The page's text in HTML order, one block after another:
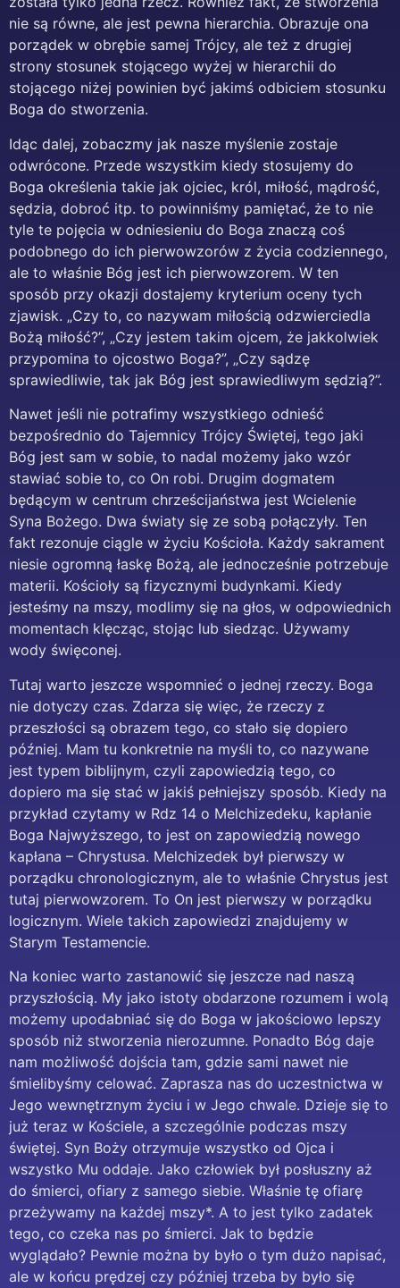
nie są równe, ale jest pewna hierarchia. Obrazuje ona
porządek w obrębie samej Trójcy, ale też z drugiej
strony stosunek stojącego wyżej w hierarchii do
stojącego niżej powinien być jakimś odbiciem stosunku
Boga do stworzenia.
Idąc dalej, zobaczmy jak nasze myślenie zostaje
odwrócone. Przede wszystkim kiedy stosujemy do
Boga określenia takie jak ojciec, król, miłość, mądrość,
sędzia, dobroć itp. to powinniśmy pamiętać, że to nie
tyle te pojęcia w odniesieniu do Boga znaczą coś
podobnego do ich pierwowzorów z życia codziennego,
ale to właśnie Bóg jest ich pierwowzorem. W ten
sposób przy okazji dostajemy kryterium oceny tych
zjawisk. „Czy to, co nazywam miłością odzwierciedla
Bożą miłość?”, „Czy jestem takim ojcem, że jakkolwiek
przypomina to ojcostwo Boga?”, „Czy sądzę
sprawiedliwie, tak jak Bóg jest sprawiedliwym sędzią?”.
Nawet jeśli nie potrafimy wszystkiego odnieść
bezpośrednio do Tajemnicy Trójcy Świętej, tego jaki
Bóg jest sam w sobie, to nadal możemy jako wzór
stawiać sobie to, co On robi. Drugim dogmatem
będącym w centrum chrześcijaństwa jest Wcielenie
Syna Bożego. Dwa światy się ze sobą połączyły. Ten
fakt rezonuje ciągle w życiu Kościoła. Każdy sakrament
niesie ogromną łaskę Bożą, ale jednocześnie potrzebuje
materii. Kościoły są fizycznymi budynkami. Kiedy
jesteśmy na mszy, modlimy się na głos, w odpowiednich
momentach klęcząc, stojąc lub siedząc. Używamy
wody święconej.
Tutaj warto jeszcze wspomnieć o jednej rzeczy. Boga
nie dotyczy czas. Zdarza się więc, że rzeczy z
przeszłości są obrazem tego, co stało się dopiero
później. Mam tu konkretnie na myśli to, co nazywane
jest typem biblijnym, czyli zapowiedzią tego, co
dopiero ma się stać w jakiś pełniejszy sposób. Kiedy na
przykład czytamy w Rdz 14 o Melchizedeku, kapłanie
Boga Najwyższego, to jest on zapowiedzią nowego
kapłana – Chrystusa. Melchizedek był pierwszy w
porządku chronologicznym, ale to właśnie Chrystus jest
tutaj pierwowzorem. To On jest pierwszy w porządku
logicznym. Wiele takich zapowiedzi znajdujemy w
Starym Testamencie.
Na koniec warto zastanowić się jeszcze nad naszą
przyszłością. My jako istoty obdarzone rozumem i wolą
możemy upodabniać się do Boga w jakościowo lepszy
sposób niż stworzenia nierozumne. Ponadto Bóg daje
nam możliwość dojścia tam, gdzie sami nawet nie
śmielibyśmy celować. Zaprasza nas do uczestnictwa w
Jego wewnętrznym życiu i w Jego chwale. Dzieje się to
już teraz w Kościele, a szczególnie podczas mszy
świętej. Syn Boży otrzymuje wszystko od Ojca i
wszystko Mu oddaje. Jako człowiek był posłuszny aż
do śmierci, ofiary z samego siebie. Właśnie tę ofiarę
przeżywamy na każdej mszy*. A to jest tylko zadatek
tego, co czeka nas po śmierci. Jak to będzie
wyglądało? Pewnie można by było o tym dużo napisać,
ale w końcu prędzej czy później trzeba by było się